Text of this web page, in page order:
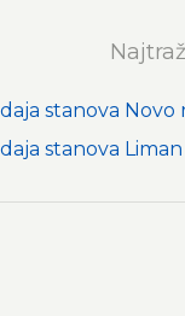
stanova Novo
stanova Liman